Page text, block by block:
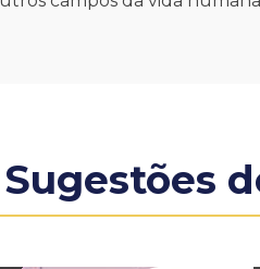
Sugestões